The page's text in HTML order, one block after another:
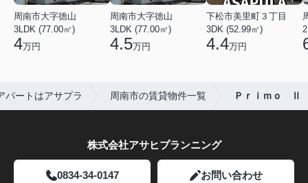
周南市大字徳山
3LDK (77.00㎡)
4万円
周南市大字徳山
3LDK (77.00㎡)
4.5万円
下松市美里町３丁目
3DK (52.99㎡)
4.4万円
パートはアサプラ 周南市の賃貸物件一覧 Ｐｒｉｍｏ Ⅱ
株式会社アサヒプランニング
0834-34-0147 お問い合わせ